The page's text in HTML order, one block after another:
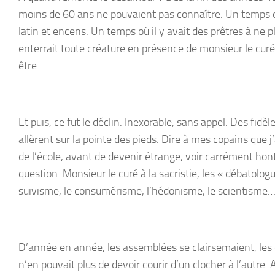
moins de 60 ans ne pouvaient pas connaître. Un
latin et encens. Un temps où il y avait des prêtres à ne
enterrait toute créature en présence de monsieur le
être.
Et puis, ce fut le déclin. Inexorable, sans appel. Des
allèrent sur la pointe des pieds. Dire à mes copains que
de l’école, avant de devenir étrange, voir carrément
question. Monsieur le curé à la sacristie, les «
suivisme, le consumérisme, l’hédonisme, le scientisme…
D’année en année, les assemblées se clairsemaient,
n’en pouvait plus de devoir courir d’un clocher à